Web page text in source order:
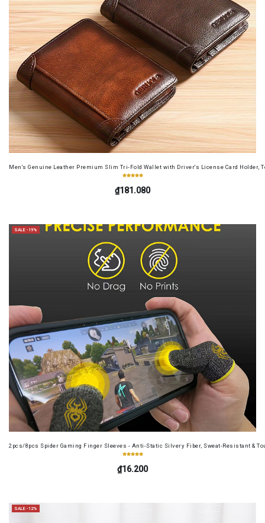
Men's Genuine Leather Premium Slim Tri-Fold Wallet with Driver's License Card Holder,
₫181.080
SALE -19%
2pcs/8pcs Spider Gaming Finger Sleeves - Anti-Static Silvery Fiber, Sweat-Resistant &
₫16.200
SALE -12%